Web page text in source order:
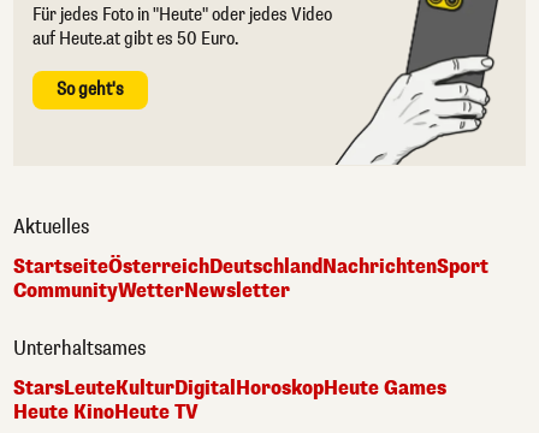
Für jedes Foto in "Heute" oder jedes Video
auf Heute.at gibt es 50 Euro.
So geht's
Aktuelles
StartseiteÖsterreichDeutschlandNachrichtenSport
CommunityWetterNewsletter
Unterhaltsames
StarsLeuteKulturDigital HoroskopHeute Games
Heute KinoHeute TV